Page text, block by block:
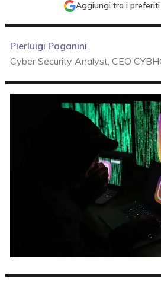
Aggiungi tra i preferiti
Pierluigi Paganini
Cyber Security Analyst, CEO